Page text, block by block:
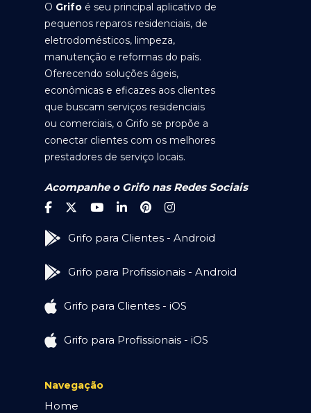
O Grifo é seu principal aplicativo de
pequenos reparos residenciais, de
eletrodomésticos, limpeza,
manutenção e reformas do país.
Oferecendo soluções ágeis,
econômicas e eficazes aos clientes
que buscam serviços residenciais
ou comerciais, o Grifo se propõe a
conectar clientes com os melhores
prestadores de serviço locais.
Acompanhe o Grifo nas Redes Sociais
Grifo para Clientes - Android
Grifo para Profissionais - Android
Grifo para Clientes - iOS
Grifo para Profissionais - iOS
Navegação
Home